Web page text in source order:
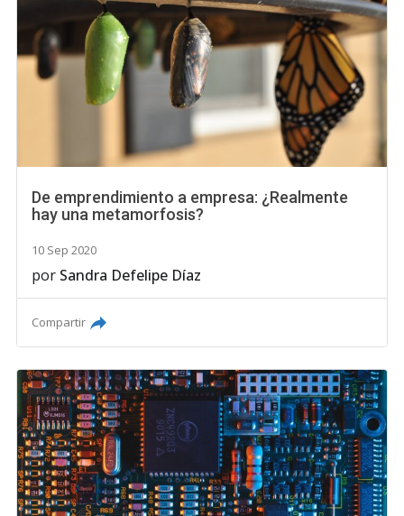
De emprendimiento a empresa: ¿Realmente
hay una metamorfosis?
10 Sep 2020
por Sandra Defelipe Díaz
Compartir